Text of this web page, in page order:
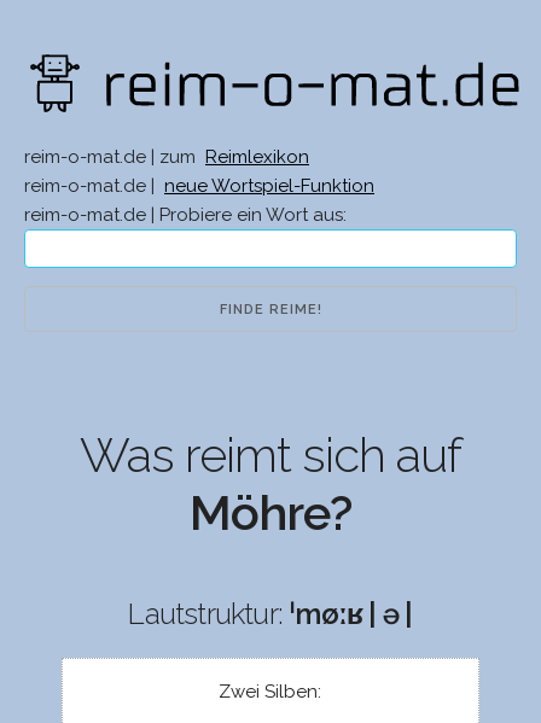
reim-o-mat.de | zum
Reimlexikon
reim-o-mat.de |
neue Wortspiel-Funktion
reim-o-mat.de | Probiere ein Wort aus:
Was reimt sich auf
Möhre?
Lautstruktur: ˈmøːʁ | ə |
Zwei Silben: